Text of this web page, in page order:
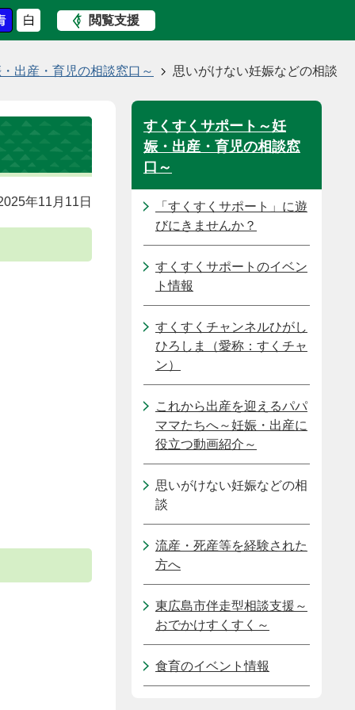
閲覧支援
出産・育児の相談窓口～ 思いがけない妊娠などの相談
年11月11日
すくすくサポート～妊
娠・出産・育児の相談窓
口～
「すくすくサポート」に遊
びにきませんか？
すくすくサポートのイベン
ト情報
すくすくチャンネルひがし
ひろしま（愛称：すくチャ
ン）
これから出産を迎えるパパ
ママたちへ～妊娠・出産に
役立つ動画紹介～
思いがけない妊娠などの相
談
流産・死産等を経験された
方へ
東広島市伴走型相談支援～
おでかけすくすく～
食育のイベント情報